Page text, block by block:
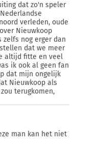
dat zo'n speler
verleden, oude
Nieuwkoop
nog erger dan
dat we meer
altijd fitte en veel
ik ook al geen fan
dat mijn ongelijk
Nieuwkoop als
terugkomen,
man kan het niet